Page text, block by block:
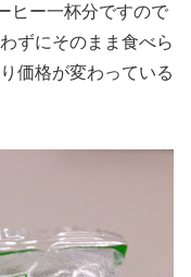
ヒー一杯分ですので
ずにそのまま食べら
価格が変わっている